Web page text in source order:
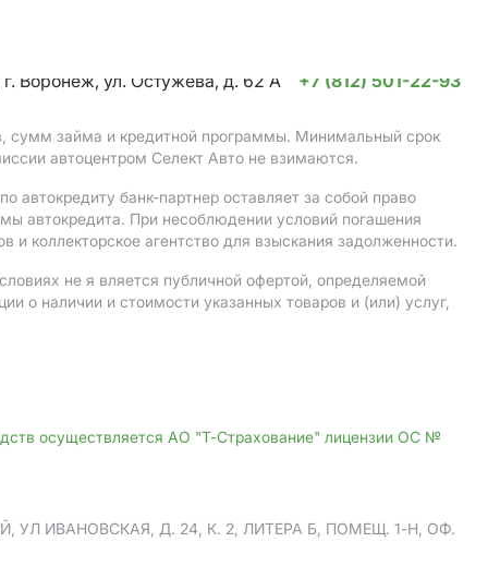
Воронеж, ул. Остужева, д. 62 А
+7 (812) 501-22-93
сумм займа и кредитной программы. Минимальный срок
автоцентром Селект Авто не взимаются.
банк-партнер оставляет за собой право
автокредита. При несоблюдении условий погашения
коллекторское агентство для взыскания задолженности.
не я вляется публичной офертой, определяемой
о наличии и стоимости указанных товаров и (или) услуг,
осуществляется АО "Т-Страхование" лицензии ОС №
УЛ ИВАНОВСКАЯ, Д. 24, К. 2, ЛИТЕРА Б, ПОМЕЩ. 1-Н, ОФ.